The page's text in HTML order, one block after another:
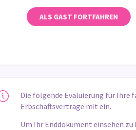
ALS GAST FORTFAHREN
Die folgende Evaluierung für
Erbschaftsverträge mit ein.
Um Ihr Enddokument einsehen